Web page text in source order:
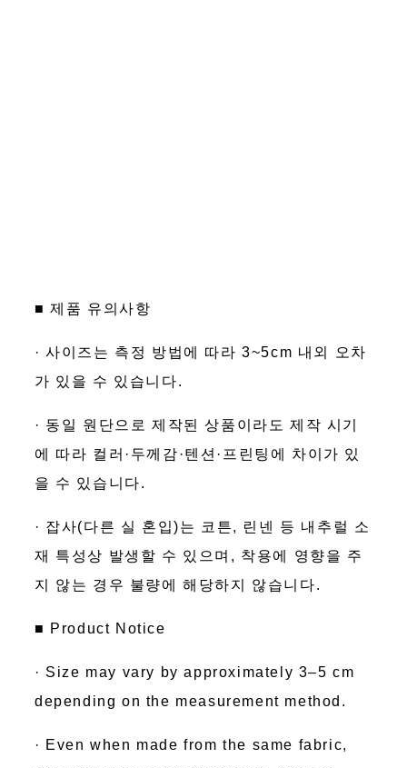
■ 제품 유의사항
· 사이즈는 측정 방법에 따라 3~5cm 내외 오차
가 있을 수 있습니다.
· 동일 원단으로 제작된 상품이라도 제작 시기
에 따라 컬러·두께감·텐션·프린팅에 차이가 있
을 수 있습니다.
· 잡사(다른 실 혼입)는 코튼, 린넨 등 내추럴 소
재 특성상 발생할 수 있으며, 착용에 영향을 주
지 않는 경우 불량에 해당하지 않습니다.
■ Product Notice
· Size may vary by approximately 3–5 cm
depending on the measurement method.
· Even when made from the same fabric,